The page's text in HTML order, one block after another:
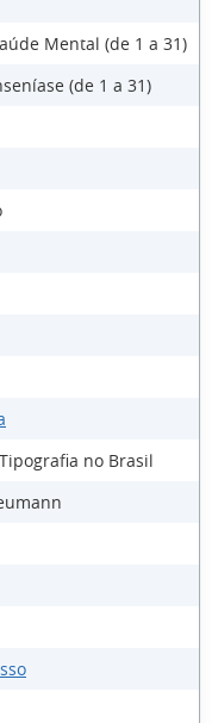
Mental (de 1 a 31)
(de 1 a 31)
no Brasil